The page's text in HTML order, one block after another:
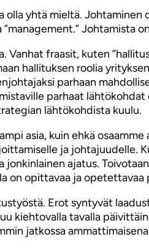
yhtä mieltä.
fraasit, kuten
hallituksen roolia
parhaan
parhaat
lähtökohdista kuulu.
asia, kuin ehkä
ja johtajuudelle.
ajatus.
on opittavaa ja
Erot syntyvät
kiehtovalla tavalla
jatkossa